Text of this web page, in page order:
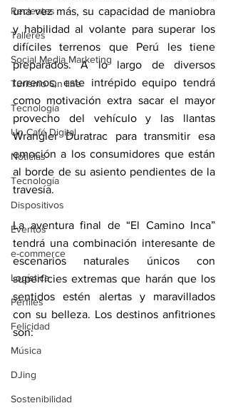
Recientes
Talleres
Social Media Marketing
Turismo On line
Tecnología
Un Café Digital
Noticias
Tecnología
Dispositivos
Eventos
e-commerce
Logística
Perfiles
Felicidad
Música
DJing
Sostenibilidad
una vez más, su capacidad de maniobra
y habilidad al volante para superar los
difíciles terrenos que Perú les tiene
preparados. A lo largo de diversos
terrenos, este intrépido equipo tendrá
como motivación extra sacar el mayor
provecho del vehículo y las llantas
Wrangler Duratrac para transmitir esa
emoción a los consumidores que están
al borde de su asiento pendientes de la
travesía.
La aventura final de “El Camino Inca”
tendrá una combinación interesante de
escenarios naturales únicos con
superficies extremas que harán que los
sentidos estén alertas y maravillados
con su belleza. Los destinos anfitriones
son: